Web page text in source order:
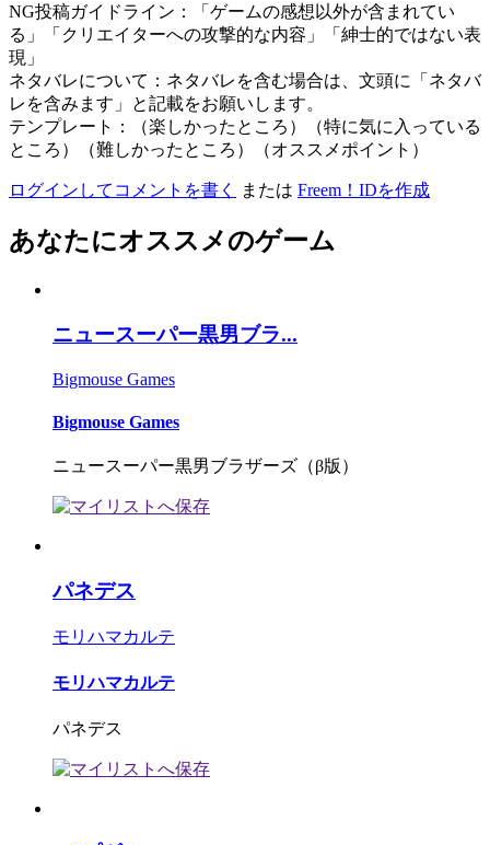
NG投稿ガイドライン：「ゲームの感想以外が含まれてい
る」「クリエイターへの攻撃的な内容」「紳士的ではない表
現」
ネタバレについて：ネタバレを含む場合は、文頭に「ネタバ
レを含みます」と記載をお願いします。
テンプレート：（楽しかったところ）（特に気に入っている
ところ）（難しかったところ）（オススメポイント）
ログインしてコメントを書く または Freem！IDを作成
あなたにオススメのゲーム
ニュースーパー黒男ブラ...
Bigmouse Games
Bigmouse Games
ニュースーパー黒男ブラザーズ（β版）
パネデス
モリハマカルテ
モリハマカルテ
パネデス